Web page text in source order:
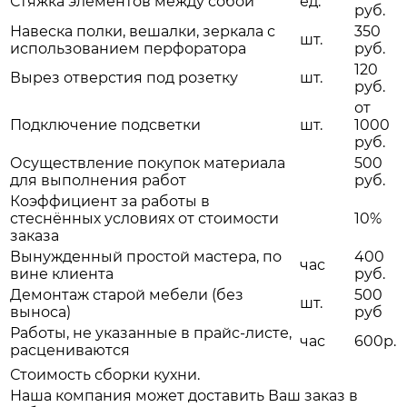
руб.
Навеска полки, вешалки, зеркала с
использованием перфоратора
шт.
350
руб.
Вырез отверстия под розетку
шт.
120
руб.
Подключение подсветки шт.
от
1000
руб.
Осуществление покупок материала
для выполнения работ
500
руб.
Коэффициент за работы в
стеснённых условиях от стоимости
заказа
10%
Вынужденный простой мастера, по
вине клиента
час
400
руб.
Демонтаж старой мебели (без
выноса)
шт.
500
руб
Работы, не указанные в прайс-листе,
расцениваются
час
600р.
Стоимость сборки кухни.
Наша компания может доставить Ваш заказ в